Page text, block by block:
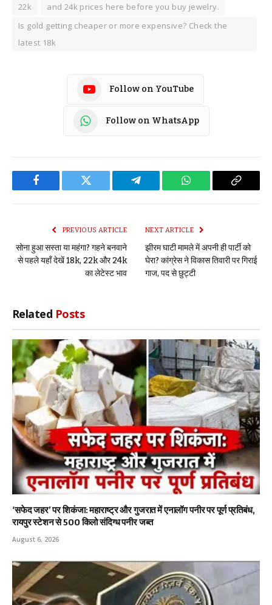
22k
and 24k prices here before you buy jewelry.
Is gold getting cheaper or more expensive? Check the
latest 18k
Follow on YouTube
Follow on WhatsApp
Facebook Twitter Telegram WhatsApp Copy
PREVIOUS ARTICLE
सोना हुआ सस्ता या महंगा? गहने बनवाने
से पहले यहाँ देखें 18k, 22k और 24k
का लेटेस्ट भाव
NEXT ARTICLE
झीरम घाटी मामले में अपनी ही पार्टी को
घेरा? कांग्रेस ने विकास तिवारी पर गिराई
गाज, पद से छुट्टी
Related Posts
‘सफेद जहर’ पर शिकंजा: महाराष्ट्र और गुजरात में एनालॉग पनीर पर पूर्ण प्रतिबंध,
रायपुर स्टेशन से 500 किलो संदिग्ध पनीर जब्त
August 6, 2026